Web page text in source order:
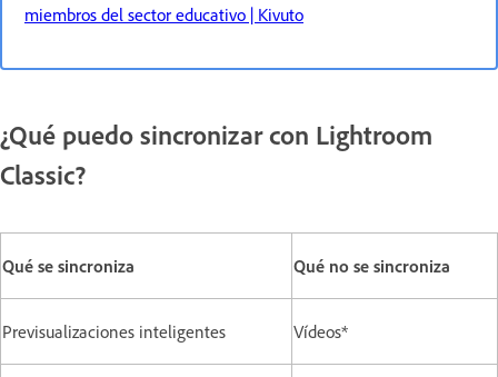
miembros del sector educativo | Kivuto
¿Qué puedo sincronizar con Lightroom
Classic?
Qué se sincroniza Qué no se sincroniza
Previsualizaciones inteligentes Vídeos*